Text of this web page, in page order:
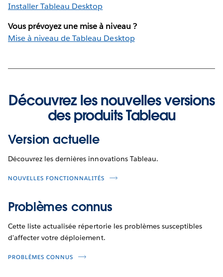
Installer Tableau Desktop
Vous prévoyez une mise à niveau ?
Mise à niveau de Tableau Desktop
Découvrez les nouvelles versions
des produits Tableau
Version actuelle
Découvrez les dernières innovations Tableau.
NOUVELLES FONCTIONNALITÉS
Problèmes connus
Cette liste actualisée répertorie les problèmes susceptibles
d'affecter votre déploiement.
PROBLÈMES CONNUS